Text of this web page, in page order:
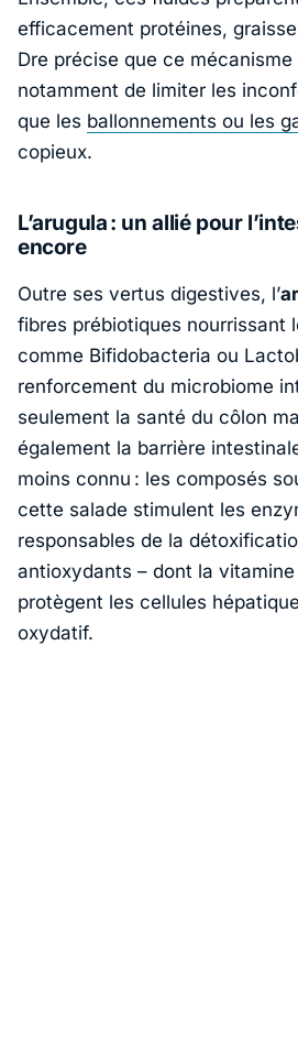
efficacement protéines,
Dre précise que ce
notamment de limiter les
que les ballonnements ou les
copieux.
L’arugula : un allié pour
encore
Outre ses vertus digestives, l’
fibres prébiotiques nourrissant
comme Bifidobacteria ou
renforcement du microbiome
seulement la santé du côlon
également la barrière
moins connu : les composés
cette salade stimulent les
responsables de la
antioxydants – dont la
protègent les cellules
oxydatif.